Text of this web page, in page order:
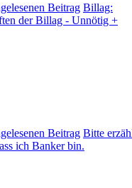
Billag:
der Billag - Unnötig +
Bitte
ich Banker bin.